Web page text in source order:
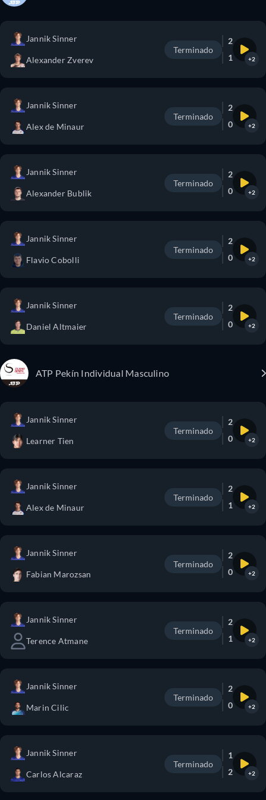
Jannik Sinner
Alexander Zverev
Terminado
2
1
+2
Jannik Sinner
Alex de Minaur
Terminado
2
0
+2
Jannik Sinner
Alexander Bublik
Terminado
2
0
+2
Jannik Sinner
Flavio Cobolli
Terminado
2
0
+2
Jannik Sinner
Daniel Altmaier
Terminado
2
0
+2
ATP Pekín Individual Masculino
Jannik Sinner
Learner Tien
Terminado
2
0
+2
Jannik Sinner
Alex de Minaur
Terminado
2
1
+2
Jannik Sinner
Fabian Marozsan
Terminado
2
0
+2
Jannik Sinner
Terence Atmane
Terminado
2
1
+2
Jannik Sinner
Marin Cilic
Terminado
2
0
+2
Jannik Sinner
Carlos Alcaraz
Terminado
1
2
+2